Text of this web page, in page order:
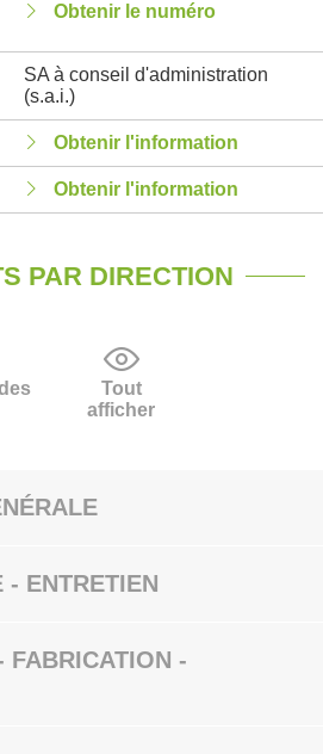
Obtenir le numéro
SA à conseil d'administration
(s.a.i.)
Obtenir l'information
Obtenir l'information
PAR DIRECTION
Tout
afficher
- ENTRETIEN
FABRICATION -